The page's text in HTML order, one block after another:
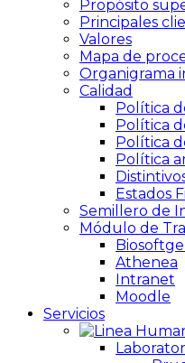
Propósito
Principales
Valores
Mapa de
Organigrama
Calidad
Política
Política
Política
Política
Estados
Semillero de
Módulo de
Athenea
Intranet
Moodle
Servicios